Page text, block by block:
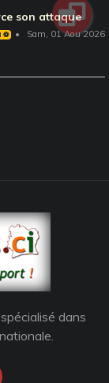
son attaque
⚽️ Sam, 01 Aou 2026
dans